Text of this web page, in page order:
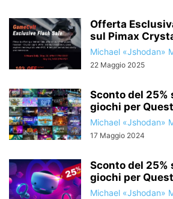
Offerta
sul Pimax
Michael «Jshodan»
22 Maggio 2025
Sconto del 25%
giochi per
Michael «Jshodan»
17 Maggio 2024
Sconto del 25%
giochi per
Michael «Jshodan»